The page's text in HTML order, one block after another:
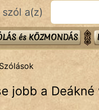
a(z)
és KÖZMONDÁS
Szólások
jobb a Deákné